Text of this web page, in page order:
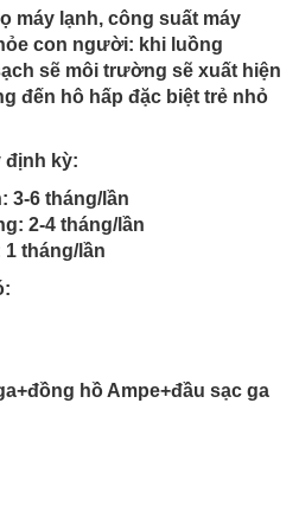
máy lạnh, công suất máy
con người: khi luồng
sẽ môi trường sẽ xuất hiện
đến hô hấp đặc biệt trẻ nhỏ
định kỳ:
3-6 tháng/lần
2-4 tháng/lần
tháng/lần
hồ Ampe+đầu sạc ga